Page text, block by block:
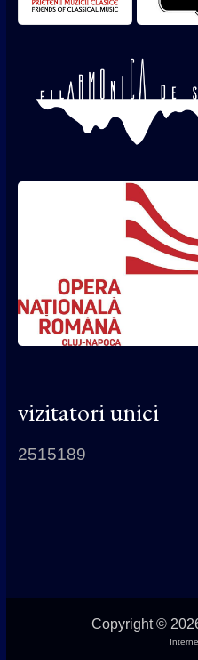
vizitatori unici
2515189
Copyright ©